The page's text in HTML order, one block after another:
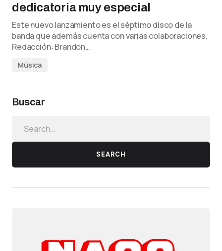
dedicatoria muy especial
Este nuevo lanzamiento es el séptimo disco de la
banda que además cuenta con varias colaboraciones.
Redacción: Brandon…
Música
Buscar
SEARCH